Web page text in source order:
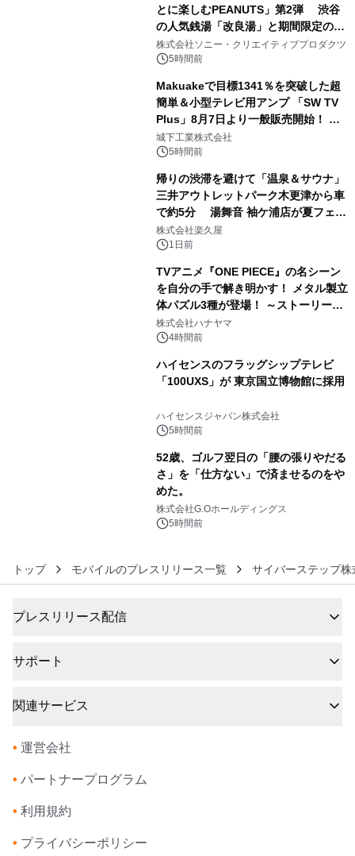
とに楽しむPEANUTS」第2弾 渋谷
の人気銭湯「改良湯」と期間限定のコ
ラボレーション サウナイキタイコラ
ボグッズも発売決定！
株式会社ソニー・クリエイティブプロダクツ
5時間前
Makuakeで目標1341％を突破した超
簡単＆小型テレビ用アンプ 「SW TV
Plus」8月7日より一般販売開始！ ケ
ーブル1本つなぐだけ、テレビの音が
ぐっと豊かに
城下工業株式会社
5時間前
帰りの渋滞を避けて「温泉＆サウナ」
三井アウトレットパーク木更津から車
で約5分 湯舞音 袖ケ浦店が夏フェア
メニューを提供
株式会社楽久屋
1日前
TVアニメ『ONE PIECE』の名シーン
を自分の手で解き明かす！ メタル製立
体パズル3種が登場！ ～ストーリーと
ギミックが融合した 大人の体験型パズ
ルが8月7日(金)12時より先行予約受付
株式会社ハナヤマ
4時間前
ハイセンスのフラッグシップテレビ
「100UXS」が 東京国立博物館に採用
ハイセンスジャパン株式会社
5時間前
52歳、ゴルフ翌日の「腰の張りやだる
さ」を「仕方ない」で済ませるのをや
めた。
株式会社G.Oホールディングス
5時間前
トップ モバイルのプレスリリース一覧 サイバーステップ株
プレスリリース配信
サポート
関連サービス
• 運営会社
• パートナープログラム
• 利用規約
• プライバシーポリシー